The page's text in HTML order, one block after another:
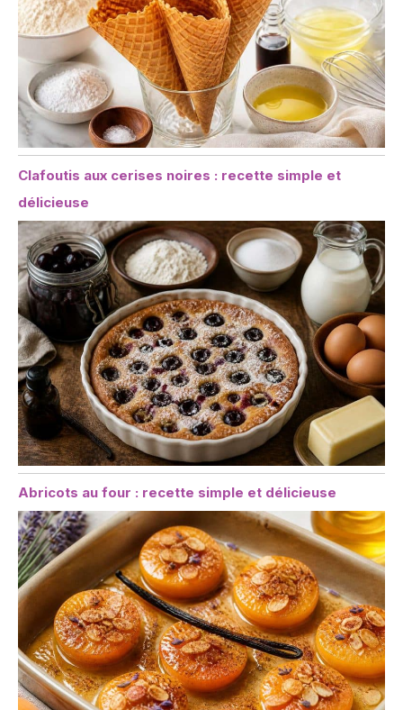
Clafoutis aux cerises noires : recette simple et
délicieuse
Abricots au four : recette simple et délicieuse